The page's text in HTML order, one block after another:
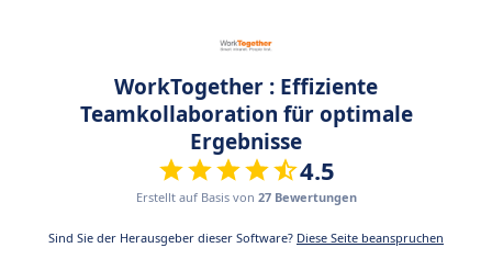
WorkTogether : Effiziente
Teamkollaboration für optimale
Ergebnisse
4.5
Erstellt auf Basis von 27 Bewertungen
Sind Sie der Herausgeber dieser Software? Diese Seite beanspruchen